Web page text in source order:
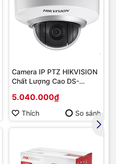
Camera IP PTZ HIKVISION
Chất Lượng Cao DS-
5.040.000₫
Thích So sánh